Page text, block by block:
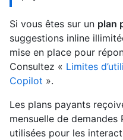
Si vous êtes sur un plan
suggestions inline
mise en place pour
Consultez « Limites
Copilot ».
Les plans payants
mensuelle de
utilisées pour les